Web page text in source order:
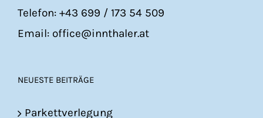
Telefon: +43 699 / 173 54 509
Email: office@innthaler.at
NEUESTE BEITRÄGE
Parkettverlegung